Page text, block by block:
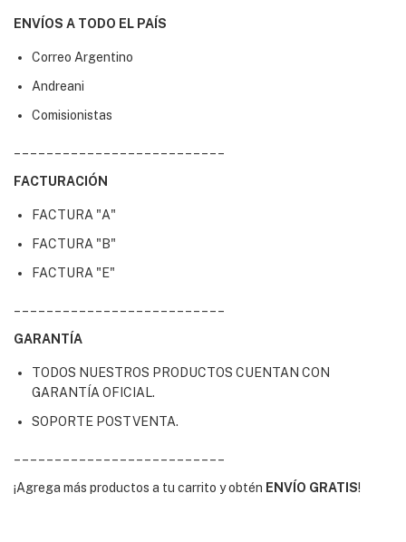
ENVÍOS A TODO EL PAÍS
Correo Argentino
Andreani
Comisionistas
FACTURACIÓN
FACTURA "A"
FACTURA "B"
FACTURA "E"
GARANTÍA
TODOS NUESTROS PRODUCTOS CUENTAN CON
GARANTÍA OFICIAL.
SOPORTE POSTVENTA.
¡Agrega más productos a tu carrito y obtén ENVÍO GRATIS!